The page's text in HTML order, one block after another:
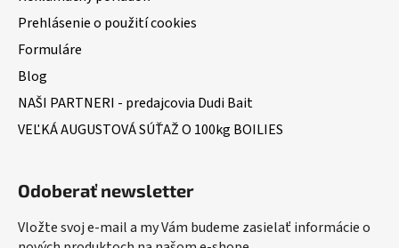
Prehlásenie o použití cookies
Formuláre
Blog
NAŠI PARTNERI - predajcovia Dudi Bait
VEĽKÁ AUGUSTOVÁ SÚŤAŽ O 100kg BOILIES
Odoberať newsletter
Vložte svoj e-mail a my Vám budeme zasielať informácie o